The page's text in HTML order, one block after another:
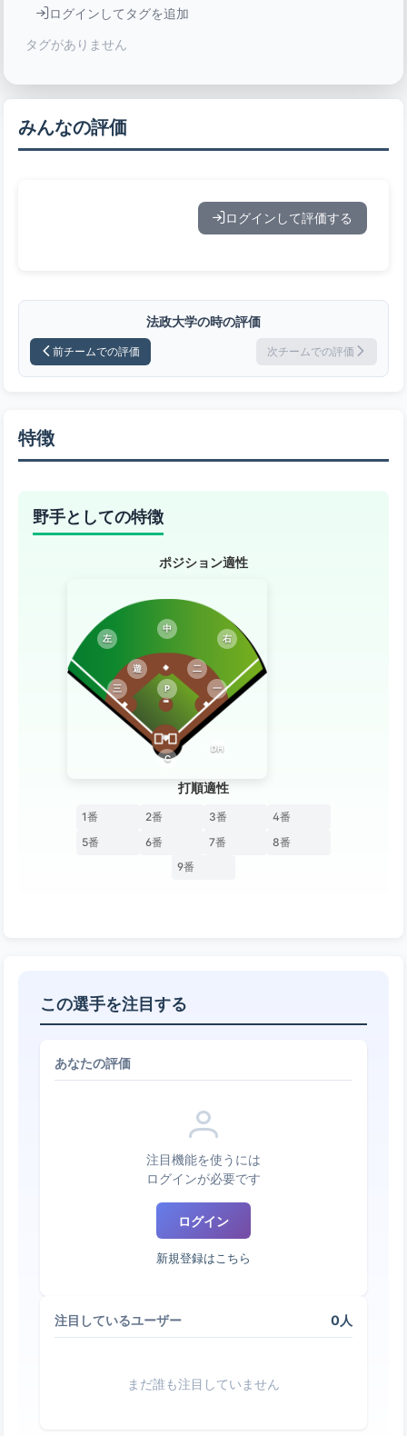
ログインしてタグを追加
タグがありません
みんなの評価
ログインして評価する
法政大学の時の評価
前チームでの評価 次チームでの評価
特徴
野手としての特徴
ポジション適性
P
C
一
二
三
遊
左
中
右
DH
打順適性
1番 2番 3番
4番
5番
6番 7番
8番
9番
この選手を注目する
あなたの評価
注目機能を使うには
ログインが必要です
ログイン
新規登録はこちら
注目しているユーザー 0人
まだ誰も注目していません